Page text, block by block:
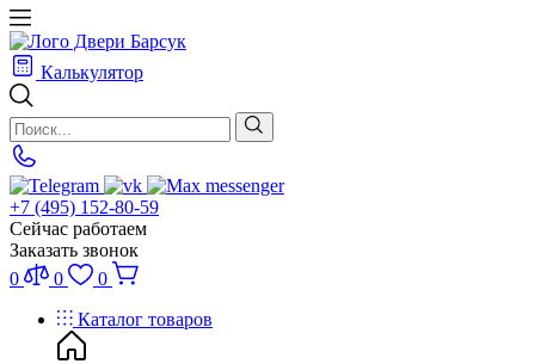
Калькулятор
+7 (495) 152-80-59
Сейчас работаем
Заказать звонок
0
0
0
Каталог товаров